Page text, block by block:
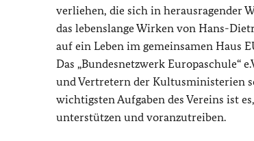
verliehen, die sich in herausragender
das lebenslange Wirken von Hans-
auf ein Leben im gemeinsamen Haus
Das „Bundesnetzwerk Europaschule“
und Vertretern der Kultusministerien
wichtigsten Aufgaben des Vereins ist
unterstützen und voranzutreiben.